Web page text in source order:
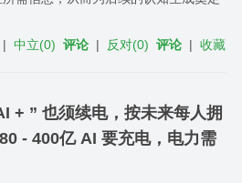
|中立(0) 评论 | 反对(0) 评论 |收藏
+ ” 也须续电，按未来每人拥
- 400亿 AI 要充电，电力需